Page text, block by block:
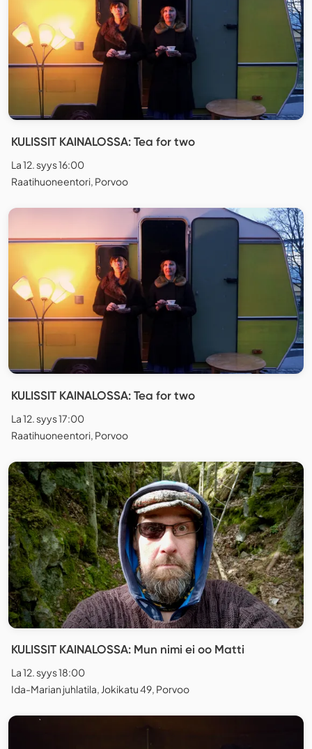
KULISSIT KAINALOSSA: Tea for two
La 12. syys 16:00
Raatihuoneentori, Porvoo
KULISSIT KAINALOSSA: Tea for two
La 12. syys 17:00
Raatihuoneentori, Porvoo
KULISSIT KAINALOSSA: Mun nimi ei oo Matti
La 12. syys 18:00
Ida-Marian juhlatila, Jokikatu 49, Porvoo